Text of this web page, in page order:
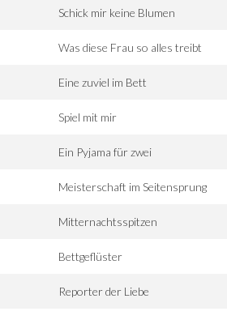
Schick mir keine Blumen
Was diese Frau so alles treibt
Eine zuviel im Bett
Spiel mit mir
Ein Pyjama für zwei
Meisterschaft im Seitensprung
Mitternachtsspitzen
Bettgeflüster
Reporter der Liebe